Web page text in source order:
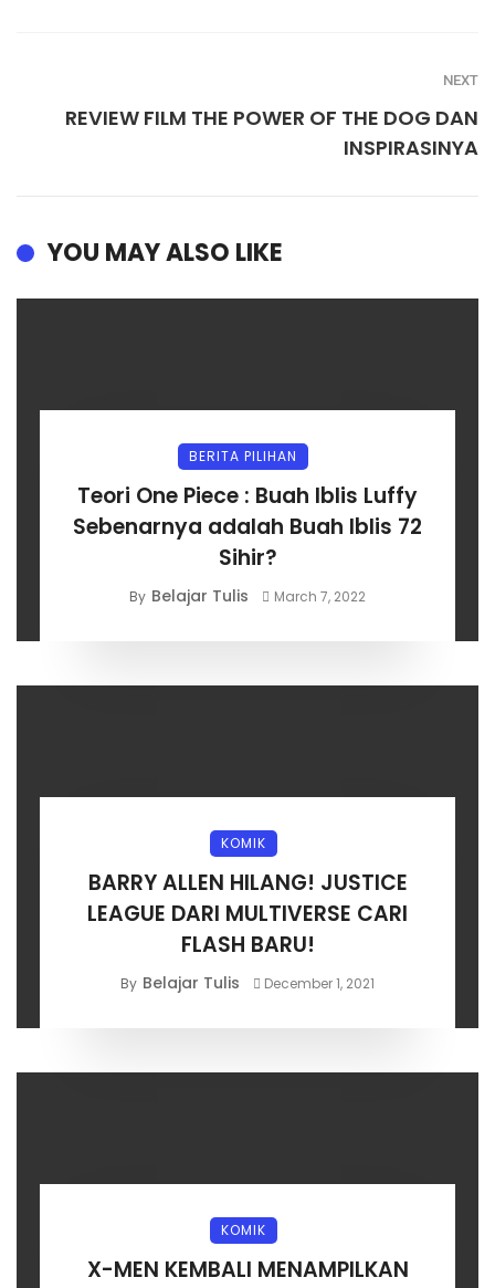
NEXT
REVIEW FILM THE POWER OF THE DOG DAN
INSPIRASINYA
YOU MAY ALSO LIKE
BERITA PILIHAN
Teori One Piece : Buah Iblis Luffy
Sebenarnya adalah Buah Iblis 72
Sihir?
By Belajar Tulis March 7, 2022
KOMIK
BARRY ALLEN HILANG! JUSTICE
LEAGUE DARI MULTIVERSE CARI
FLASH BARU!
By Belajar Tulis December 1, 2021
KOMIK
X-MEN KEMBALI MENAMPILKAN